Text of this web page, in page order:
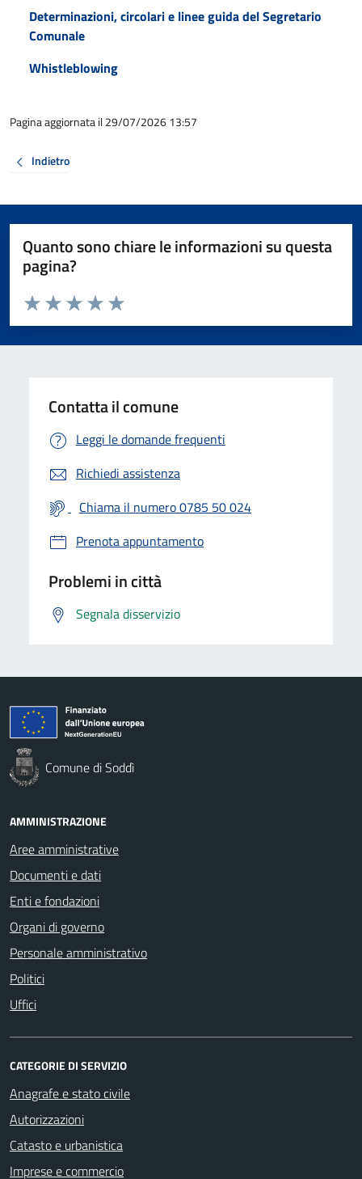
Determinazioni, circolari e linee guida del Segretario
Comunale
Whistleblowing
Pagina aggiornata il 29/07/2026 13:57
Indietro
Quanto sono chiare le informazioni su questa
pagina?
Valuta da 1 a 5 stelle la pagina
Valuta 5 stelle su 5
Valuta 4 stelle su 5
Valuta 3 stelle su 5
Valuta 2 stelle su 5
Valuta 1 stelle su 5
Contatta il comune
Leggi le domande frequenti
Richiedi assistenza
Chiama il numero 0785 50 024
Prenota appuntamento
Problemi in città
Segnala disservizio
Comune di Soddì
AMMINISTRAZIONE
Aree amministrative
Documenti e dati
Enti e fondazioni
Organi di governo
Personale amministrativo
Politici
Uffici
CATEGORIE DI SERVIZIO
Anagrafe e stato civile
Autorizzazioni
Catasto e urbanistica
Imprese e commercio